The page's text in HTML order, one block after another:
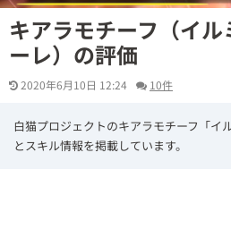
キアラモチーフ（イ
ーレ）の評価
2020年6月10日 12:24 10件
白猫プロジェクトのキアラモチーフ「イ
とスキル情報を掲載しています。